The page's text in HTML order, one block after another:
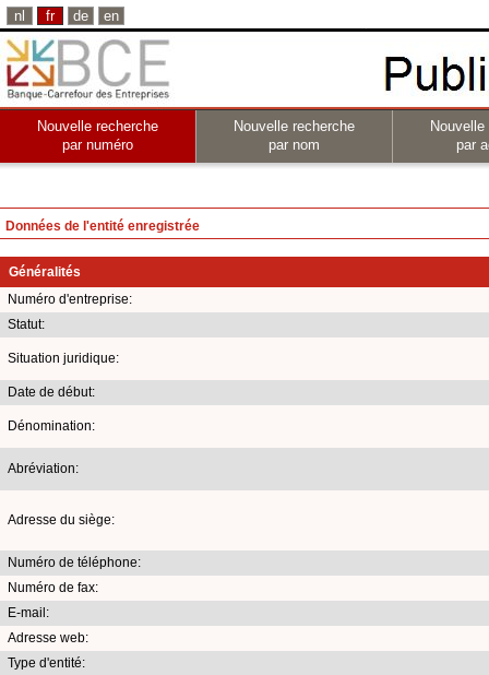
nl fr de en
Nouvelle recherche
par numéro
Nouvelle recherche
par nom
par
Données de l'entité enregistrée
Généralités
Numéro d'entreprise:
Statut:
Situation juridique:
Date de début:
Dénomination:
Abréviation:
Adresse du siège:
Numéro de téléphone:
Numéro de fax:
E-mail:
Adresse web:
Type d'entité: